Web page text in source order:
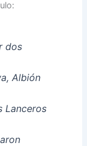
dos
Albión
Lanceros